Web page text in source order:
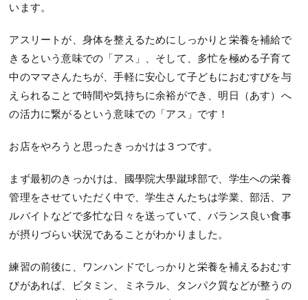
います。
アスリートが、身体を整えるためにしっかりと栄養を補給で
きるという意味での「アス」、そして、多忙を極める子育て
中のママさんたちが、手軽に安心して子どもにおむすびを与
えられることで時間や気持ちに余裕ができ、明日（あす）へ
の活力に繋がるという意味での「アス」です！
お店をやろうと思ったきっかけは３つです。
まず最初のきっかけは、國學院大學蹴球部で、学生への栄養
管理をさせていただく中で、学生さんたちは学業、部活、ア
ルバイトなどで多忙な日々を送っていて、バランス良い食事
が摂りづらい状況であることがわかりました。
練習の前後に、ワンハンドでしっかりと栄養を補えるおむす
びがあれば、ビタミン、ミネラル、タンパク質などが整うの